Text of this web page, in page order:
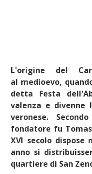
L'origine del
al medioevo,
detta Festa
valenza e divenne
veronese.
fondatore fu
XVI secolo
anno si
quartiere di San